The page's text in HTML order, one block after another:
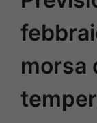
morsa